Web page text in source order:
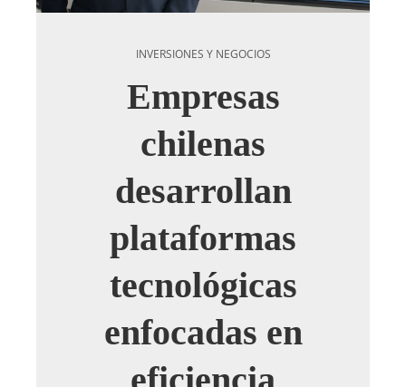
INVERSIONES Y NEGOCIOS
Empresas
chilenas
desarrollan
plataformas
tecnológicas
enfocadas en